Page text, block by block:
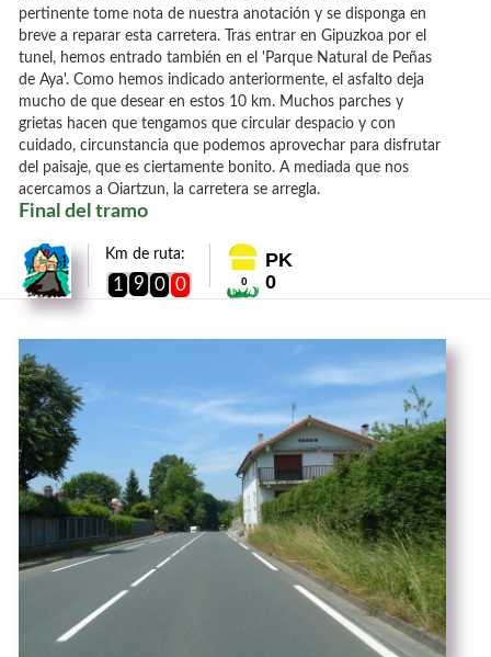
pertinente tome nota de nuestra anotación y se disponga en
breve a reparar esta carretera. Tras entrar en Gipuzkoa por el
tunel, hemos entrado también en el 'Parque Natural de Peñas
de Aya'. Como hemos indicado anteriormente, el asfalto deja
mucho de que desear en estos 10 km. Muchos parches y
grietas hacen que tengamos que circular despacio y con
cuidado, circunstancia que podemos aprovechar para disfrutar
del paisaje, que es ciertamente bonito. A mediada que nos
acercamos a Oiartzun, la carretera se arregla.
Final del tramo
Km de ruta:
1 9 0 0 0
PK
0